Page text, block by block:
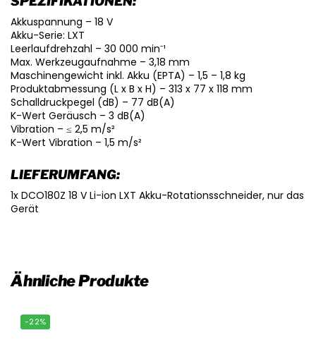
Akkuspannung – 18 V
Akku-Serie: LXT
Leerlaufdrehzahl – 30 000 min⁻¹
Max. Werkzeugaufnahme – 3,18 mm
Maschinengewicht inkl. Akku (EPTA) – 1,5 – 1,8 kg
Produktabmessung (L x B x H) – 313 x 77 x 118 mm
Schalldruckpegel (dB) – 77 dB(A)
K-Wert Geräusch – 3 dB(A)
Vibration – ≤ 2,5 m/s²
K-Wert Vibration – 1,5 m/s²
LIEFERUMFANG:
1x DCO180Z 18 V Li-ion LXT Akku-Rotationsschneider, nur das
Gerät
Ähnliche Produkte
-22%